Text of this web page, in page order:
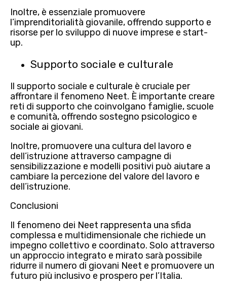
Inoltre, è essenziale promuovere
l’imprenditorialità giovanile, offrendo supporto e
risorse per lo sviluppo di nuove imprese e start-
up.
Supporto sociale e culturale
Il supporto sociale e culturale è cruciale per
affrontare il fenomeno Neet. È importante creare
reti di supporto che coinvolgano famiglie, scuole
e comunità, offrendo sostegno psicologico e
sociale ai giovani.
Inoltre, promuovere una cultura del lavoro e
dell’istruzione attraverso campagne di
sensibilizzazione e modelli positivi può aiutare a
cambiare la percezione del valore del lavoro e
dell’istruzione.
Conclusioni
Il fenomeno dei Neet rappresenta una sfida
complessa e multidimensionale che richiede un
impegno collettivo e coordinato. Solo attraverso
un approccio integrato e mirato sarà possibile
ridurre il numero di giovani Neet e promuovere un
futuro più inclusivo e prospero per l’Italia.